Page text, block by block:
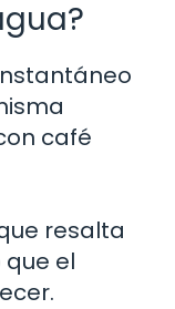
café
resalta
el